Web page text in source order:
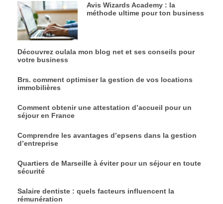
Avis Wizards Academy : la
méthode ultime pour ton business
Découvrez oulala mon blog net et ses conseils pour
votre business
Brs. comment optimiser la gestion de vos locations
immobilières
Comment obtenir une attestation d’accueil pour un
séjour en France
Comprendre les avantages d’epsens dans la gestion
d’entreprise
Quartiers de Marseille à éviter pour un séjour en toute
sécurité
Salaire dentiste : quels facteurs influencent la
rémunération